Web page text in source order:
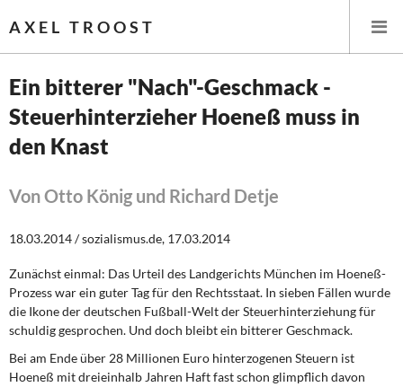
AXEL TROOST
Startseite
Leitlinien linker Wirtschafts- und Finanzpolitik
Wirtschaftspolitik
Steuer- und Finanzpolitik
Öffentliche Infrastruktur und Daseinsvorsorge
Eurokrise und Griechenland
Ein bitterer "Nach"-Geschmack -
Steuerhinterzieher Hoeneß muss in
den Knast
Von Otto König und Richard Detje
18.03.2014 / sozialismus.de, 17.03.2014
Zunächst einmal: Das Urteil des Landgerichts München im Hoeneß-
Prozess war ein guter Tag für den Rechtsstaat. In sieben Fällen wurde
die Ikone der deutschen Fußball-Welt der Steuerhinterziehung für
schuldig gesprochen. Und doch bleibt ein bitterer Geschmack.
Bei am Ende über 28 Millionen Euro hinterzogenen Steuern ist
Hoeneß mit dreieinhalb Jahren Haft fast schon glimpflich davon